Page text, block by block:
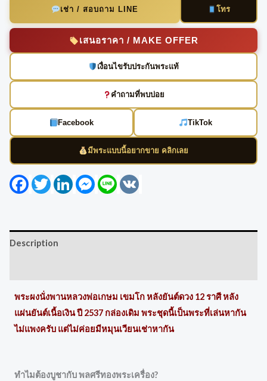
เช่า / สอบถาม LINE โทร
เสนอราคา / MAKE OFFER
เงื่อนไขรับประกันพระแท้
คำถามที่พบบ่อย
Facebook TikTok
มีพระแบบนี้อยากขาย คลิกเลย
FacebookTwitterLinkedInMessenger
Line
Description
พระผงนั่งพานหลวงพ่อเกษม เขมโก หลังยันต์ดวง 12 ราศี หลัง
แผ่นยันต์เนื้อเงิน ปี 2537 กล่องเดิม พระชุดนี้เป็นพระที่เล่นหากัน
ไม่แพงครับ แต่ไม่ค่อยมีหมุนเวียนเช่าหากัน
ทำไมต้องบูชากับ พลศรีทองพระเครื่อง?